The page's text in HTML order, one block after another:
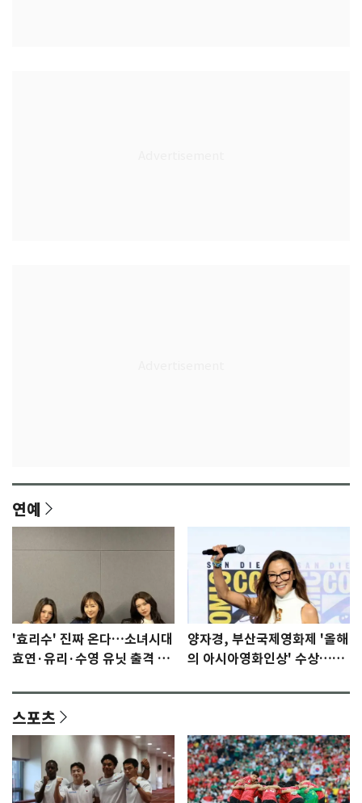
연예
'효리수' 진짜 온다…소녀시대
효연·유리·수영 유닛 출격 [N
양자경, 부산국제영화제 '올해
의 아시아영화인상' 수상…15
스포츠